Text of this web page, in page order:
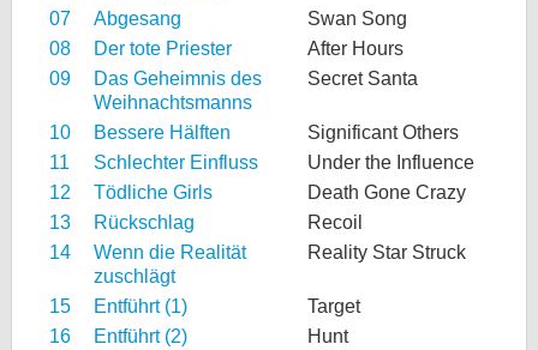
07
Abgesang
Swan Song
08
Der tote Priester
After Hours
09
Das Geheimnis des
Weihnachtsmanns
Secret Santa
10 Bessere Hälften
Significant Others
11
Schlechter Einfluss
Under the Influence
12
Tödliche Girls
Death Gone Crazy
13
Rückschlag
Recoil
14
Wenn die Realität
zuschlägt
Reality Star Struck
15 Entführt (1)
Target
16
Entführt (2) Hunt